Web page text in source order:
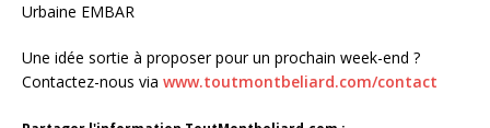
Urbaine EMBAR
Une idée sortie à proposer pour un prochain week-end ?
Contactez-nous via www.toutmontbeliard.com/contact